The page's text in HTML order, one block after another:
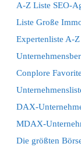
A-Z Liste SEO-
Liste Große
Expertenliste A-
Conplore
DAX-
MDAX-
Die größten